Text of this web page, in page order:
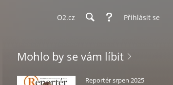
O2.cz Přihlásit se
Mohlo by se vám líbit
Reportér srpen 2025